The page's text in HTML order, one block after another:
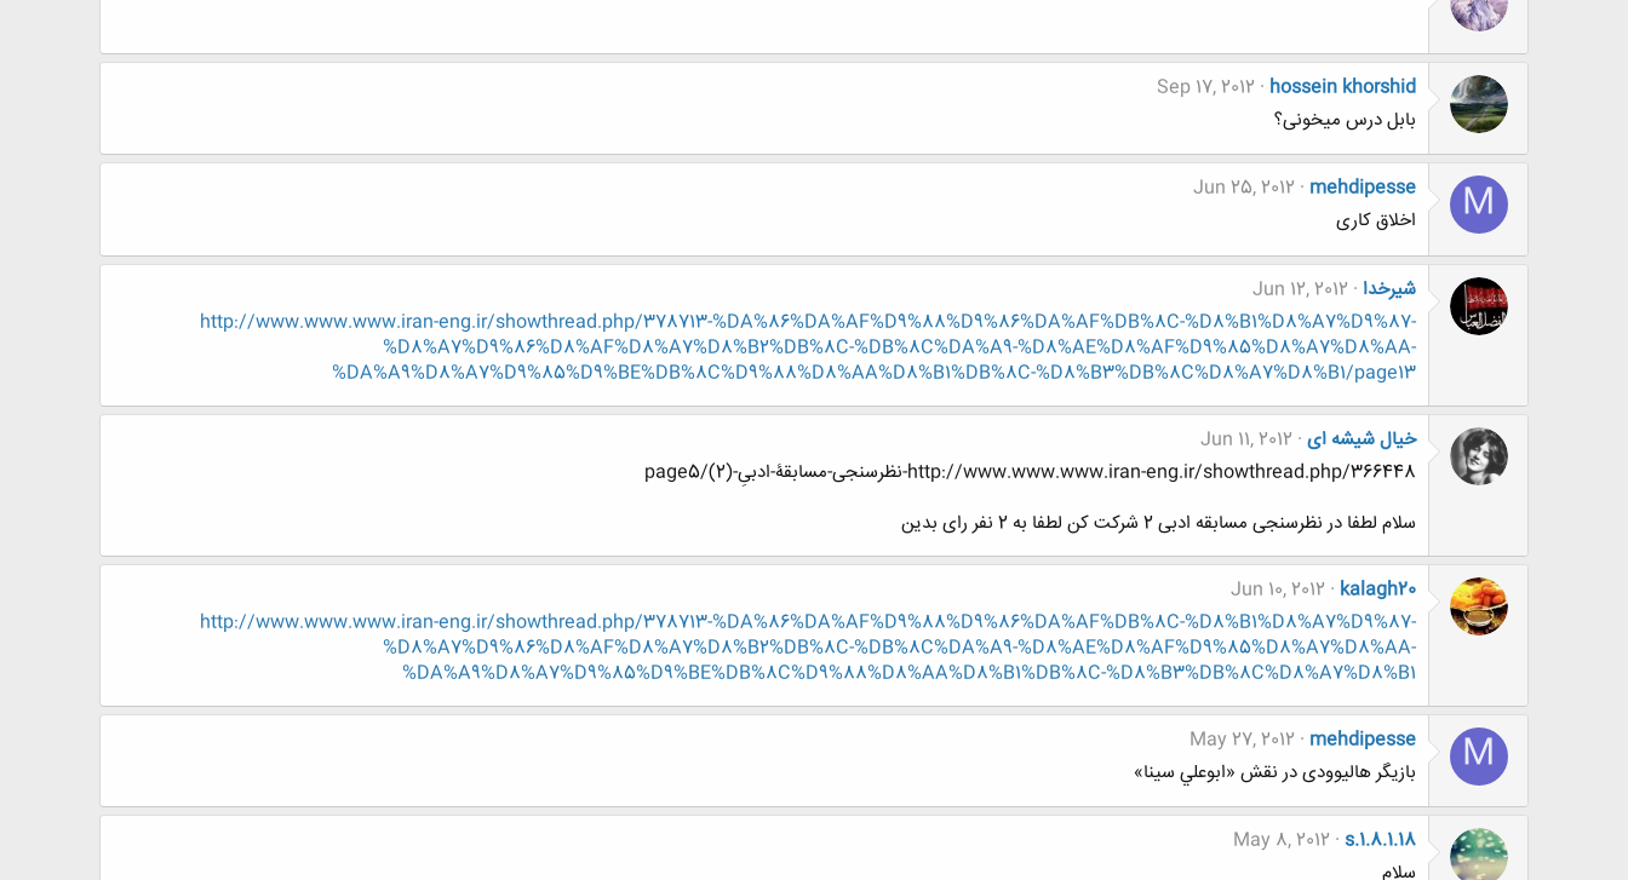
hossein khorshid
Sep 17, 2012
بابل درس میخونی؟
M
mehdipesse
Jun 25, 2012
اخلاق کاری
شیرخدا Jun 12, 2012
http://www.www.www.iran-eng.ir/showthread.php/378713-%DA%86%DA%AF%D9%88%D9%86%DA%AF%DB%8C-%D8%B1%D8%A7%D9%87-
%D8%A7%D9%86%D8%AF%D8%A7%D8%B2%DB%8C-%DB%8C%DA%A9-%D8%AE%D8%AF%D9%85%D8%A7%D8%AA-
%DA%A9%D8%A7%D9%85%D9%BE%DB%8C%D9%88%D8%AA%D8%B1%DB%8C-%D8%B3%DB%8C%D8%A7%D8%B1/page13
خیال شیشه ای Jun 11, 2012
http://www.www.www.iran-eng.ir/showthread.php/366448-نظرسنجی-مسابقۀ-ادبیِ-(2)/page5
سلام لطفا در نظرسنجی مسابقه ادبی 2 شرکت کن لطفا به 2 نفر رای بدین
kalagh20
Jun 10, 2012
http://www.www.www.iran-eng.ir/showthread.php/378713-%DA%86%DA%AF%D9%88%D9%86%DA%AF%DB%8C-%D8%B1%D8%A7%D9%87-
%D8%A7%D9%86%D8%AF%D8%A7%D8%B2%DB%8C-%DB%8C%DA%A9-%D8%AE%D8%AF%D9%85%D8%A7%D8%AA-
%DA%A9%D8%A7%D9%85%D9%BE%DB%8C%D9%88%D8%AA%D8%B1%DB%8C-%D8%B3%DB%8C%D8%A7%D8%B1
M
mehdipesse
May 27, 2012
بازیگر هالیوودی در نقش «ابوعلي سينا»
s.1.8.1.18
May 8, 2012
سلام